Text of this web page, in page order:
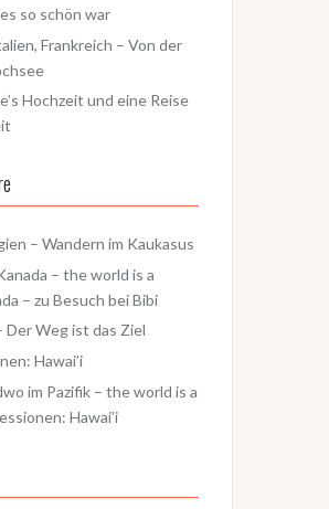
so schön war
Frankreich – Von der
Hochzeit und eine Reise
– Wandern im Kaukasus
– the world is a
– zu Besuch bei Bibi
Der Weg ist das Ziel
Hawai’i
im Pazifik – the world is a
Hawai’i